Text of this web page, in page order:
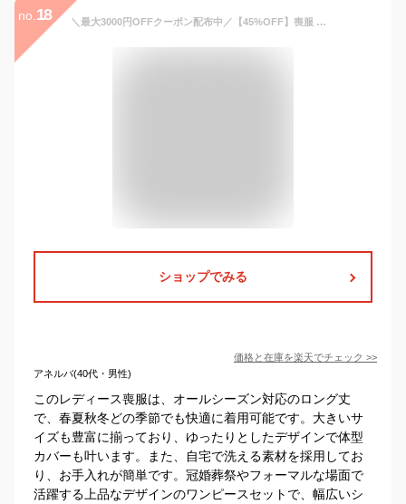
no. 18 ＼最大3000円OFFクーポン配布中／【45%OFF】喪服 レディース ブラックフォーマル 大きいサイズ ロング丈 春 夏 秋 冬 オールシーズン セット 選べる 洗える フォーマル 冠婚葬祭 ワンピース ゆったり 体型カバー 礼服 試着チケット対象
ショップでみる
価格と在庫を楽天でチェック >>
アネルバ(40代・男性)
このレディース喪服は、オールシーズン対応のロング丈
で、春夏秋冬どの季節でも快適に着用可能です。大きいサ
イズも豊富に揃っており、ゆったりとしたデザインで体型
カバーも叶います。また、自宅で洗える素材を採用してお
り、お手入れが簡単です。冠婚葬祭やフォーマルな場面で
活躍する上品なデザインのワンピースセットで、幅広いシ